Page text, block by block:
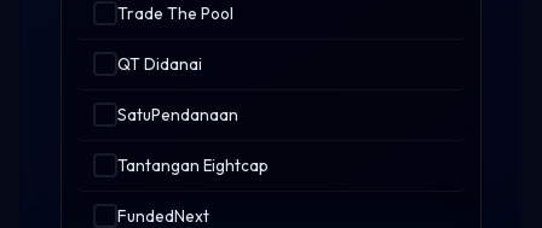
Trade The Pool
QT Didanai
SatuPendanaan
Tantangan Eightcap
FundedNext